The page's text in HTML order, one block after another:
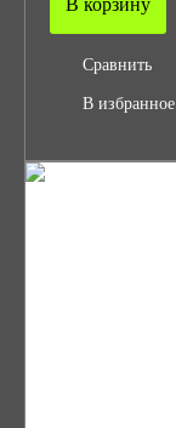
В корзину
Сравнить
В избранное